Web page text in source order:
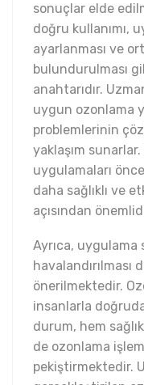
sonuçlar elde
doğru kullanımı,
ayarlanması ve
bulundurulması
anahtarıdır.
uygun ozonlama
problemlerinin
yaklaşım
uygulamaları
daha sağlıklı ve
açısından
Ayrıca, uygulama
önerilmektedir.
insanlarla
durum, hem
de ozonlama
pekiştirmektedir.